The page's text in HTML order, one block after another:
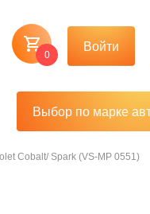
0
Войти
Выбор по марке
Cobalt/ Spark (VS-MP 0551)